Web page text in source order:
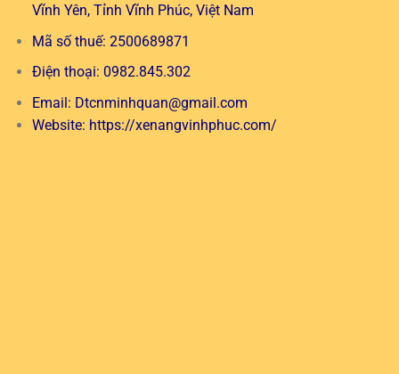
Vĩnh Yên, Tỉnh Vĩnh Phúc, Việt Nam
Mã số thuế: 2500689871
Điện thoại: 0982.845.302
Email: Dtcnminhquan@gmail.com
Website: https://xenangvinhphuc.com/